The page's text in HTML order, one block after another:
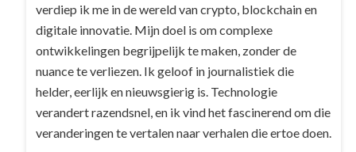
verdiep ik me in de wereld van crypto, blockchain en
digitale innovatie. Mijn doel is om complexe
ontwikkelingen begrijpelijk te maken, zonder de
nuance te verliezen. Ik geloof in journalistiek die
helder, eerlijk en nieuwsgierig is. Technologie
verandert razendsnel, en ik vind het fascinerend om die
veranderingen te vertalen naar verhalen die ertoe doen.